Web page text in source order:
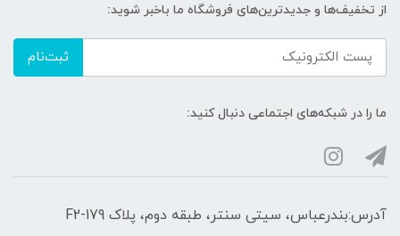
از تخفیف‌ها و جدیدترین‌های فروشگاه ما باخبر شوید:
ثبت‌نام
ما را در شبکه‌های اجتماعی دنبال کنید:
آدرس:بندرعباس، سیتی سنتر، طبقه دوم، پلاک F2-179